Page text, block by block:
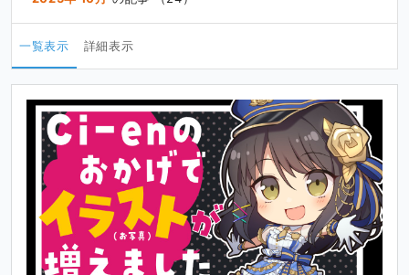
一覧表示 詳細表示